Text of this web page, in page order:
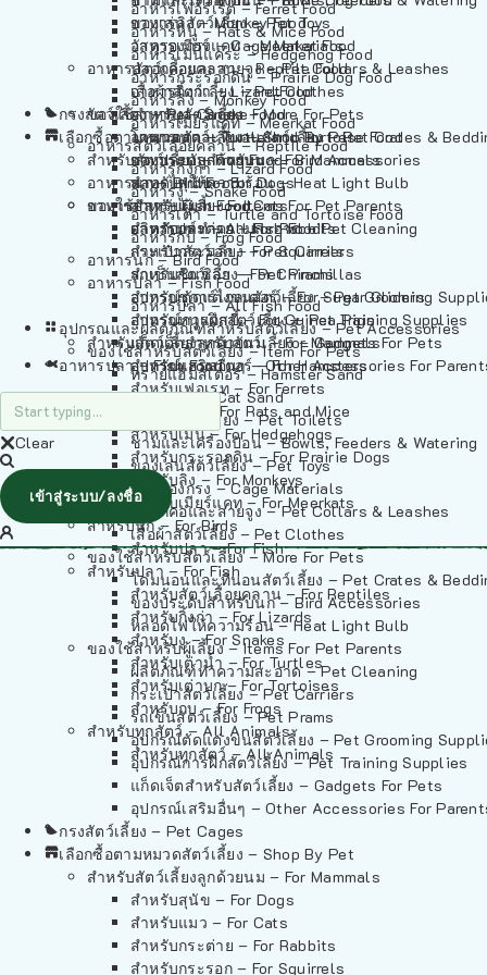
อาหารเฟอร์เร็ต – Ferret Food
อาหารหนู – Rats & Mice Food
อาหารเม่นแคระ – Hedgehog Food
อาหารกระรอกดิน – Prairie Dog Food
อาหารลิง – Monkey Food
อาหารเมียร์แคท – Meerkat Food
อาหารสัตว์เลี้อยคลาน – Reptile Food
อาหารกิ้งก่า – Lizard Food
อาหารงู – Snake Food
อาหารเต่า – Turtle and Tortoise Food
อาหารกบ – Frog Food
อาหารนก – Bird Food
อาหารปลา – Fish Food
อาหารปลา – All Fish Food
อุปกรณและผลิตภัณฑ์สำหรับสัตว์เลี้ยง – Pet Accessories
ของใช้สำหรับสัตว์เลี้ยง – Item For Pets
ทรายแฮมสเตอร์ – Hamster Sand
ทรายแมว – Cat Sand
ห้องน้ำสัตว์เลี้ยง – Pet Toilets
ชามและเครื่องป้อน – Bowls, Feeders & Watering
ของเล่นสัตว์เลี้ยง – Pet Toys
วัสดุรองกรง – Cage Materials
ปลอกคอและสายจูง – Pet Collars & Leashes
เสื้อผ้าสัตว์เลี้ยง – Pet Clothes
ของใช้สำหรับสัตว์เลี้ยง – More For Pets
โดมนอนและที่นอนสัตว์เลี้ยง – Pet Crates &
ของประดับสำหรับนก – Bird Accessories
หลอดไฟให้ความร้อน – Heat Light Bulb
ของใช้สำหรับผู้เลี้ยง – Items For Pet Parents
ผลิตภัณฑ์ทำความสะอาด – Pet Cleaning
กระเป๋าสัตว์เลี้ยง – Pet Carriers
รถเข็นสัตว์เลี้ยง – Pet Prams
อุปกรณ์ตัดแต่งขนสัตว์เลี้ยง – Pet Grooming
อุปกรณ์การฝึกสัตว์เลี้ยง – Pet Training Supplies
แก็ดเจ็ตสำหรับสัตว์เลี้ยง – Gadgets For Pets
อุปกรณ์เสริมอื่นๆ – Other Accessories For
กรงสัตว์เลี้ยง – Pet Cages
เลือกซื้อตามหมวดสัตว์เลี้ยง – Shop By Pet
สำหรับสัตว์เลี้ยงลูกด้วยนม – For Mammals
สำหรับสุนัข – For Dogs
สำหรับแมว – For Cats
สำหรับกระต่าย – For Rabbits
สำหรับกระรอก – For Squirrels
อาหารลิง – Monkey Food
อาหารเมียร์แคท – Meerkat Food
อาหารสัตว์เลี้อยคลาน – Reptile Food
อาหารกิ้งก่า – Lizard Food
อาหารงู – Snake Food
อาหารเต่า – Turtle and Tortoise Food
อาหารกบ – Frog Food
อาหารนก – Bird Food
อาหารปลา – Fish Food
อาหารปลา – All Fish Food
ของเล่นสัตว์เลี้ยง – Pet Toys
วัสดุรองกรง – Cage Materials
ปลอกคอและสายจูง – Pet Collars & Leashes
เสื้อผ้าสัตว์เลี้ยง – Pet Clothes
ของใช้สำหรับสัตว์เลี้ยง – More For Pets
โดมนอนและที่นอนสัตว์เลี้ยง – Pet Crates &
ของประดับสำหรับนก – Bird Accessories
หลอดไฟให้ความร้อน – Heat Light Bulb
ของใช้สำหรับผู้เลี้ยง – Items For Pet Parents
ผลิตภัณฑ์ทำความสะอาด – Pet Cleaning
กระเป๋าสัตว์เลี้ยง – Pet Carriers
รถเข็นสัตว์เลี้ยง – Pet Prams
อุปกรณ์ตัดแต่งขนสัตว์เลี้ยง – Pet Grooming
อุปกรณ์การฝึกสัตว์เลี้ยง – Pet Training Supplies
แก็ดเจ็ตสำหรับสัตว์เลี้ยง – Gadgets For Pets
อุปกรณ์เสริมอื่นๆ – Other Accessories For
กรงสัตว์เลี้ยง – Pet Cages
เลือกซื้อตามหมวดสัตว์เลี้ยง – Shop By Pet
สำหรับสัตว์เลี้ยงลูกด้วยนม – For Mammals
สำหรับสุนัข – For Dogs
สำหรับแมว – For Cats
สำหรับกระต่าย – For Rabbits
สำหรับกระรอก – For Squirrels
สำหรับชินชิล่า – For Chinchillas
สำหรับชูการ์ไกลเดอร์ – For Sugar Gliders
สำหรับหนูแกสบี้ – For Guinea Pigs
สำหรับสัตว์เลี้ยงลูกด้วยนม – For Mammals
สำหรับแฮมสเตอร์ – For Hamsters
สำหรับเฟอเรท – For Ferrets
สำหรับหนู – For Rats and Mice
สำหรับเม่น – For Hedgehogs
สำหรับกระรอกดิน – For Prairie Dogs
สำหรับลิง – For Monkeys
สำหรับเมียร์แคท – For Meerkats
สำหรับนก – For Birds
สำหรับปลา – For Fish
สำหรับปลา – For Fish
สำหรับสัตว์เลื้อยคลาน – For Reptiles
สำหรับกิ้งก่า – For Lizards
สำหรับงู – For Snakes
สำหรับเต่าน้ำ – For Turtles
สำหรับเต่าบก – For Tortoises
สำหรับกบ – For Frogs
สำหรับทุกสัตว์ – All Animals
สำหรับทุกสัตว์ – All Animals
อาหารปลา – Fish Food
Clear
เข้าสู่ระบบ/ลงชื่อ